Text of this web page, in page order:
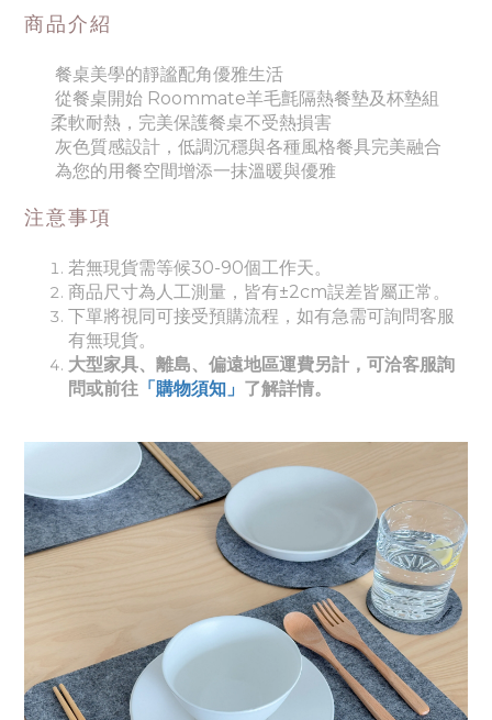
商品介紹
餐桌美學的靜謐配角優雅生活
從餐桌開始 Roommate羊毛氈隔熱餐墊及杯墊組
柔軟耐熱，完美保護餐桌不受熱損害
灰色質感設計，低調沉穩與各種風格餐具完美融合
為您的用餐空間增添一抹溫暖與優雅
注意事項
若無現貨需等候30-90個工作天。
商品尺寸為人工測量，皆有±2cm誤差皆屬正常。
下單將視同可接受預購流程，如有急需可詢問客服
有無現貨。
大型家具、離島、偏遠地區運費另計，可洽客服詢
問或前往 「購物須知」 了解詳情。